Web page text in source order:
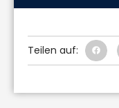
Teilen auf: